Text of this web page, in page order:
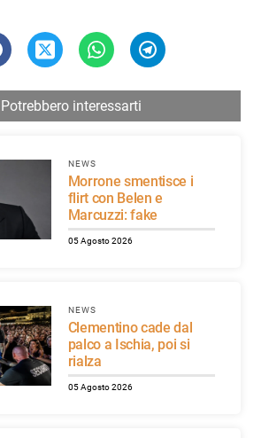
Potrebbero interessarti
NEWS
Morrone smentisce i
flirt con Belen e
Marcuzzi: fake
05 Agosto 2026
NEWS
Clementino cade dal
palco a Ischia, poi si
rialza
05 Agosto 2026